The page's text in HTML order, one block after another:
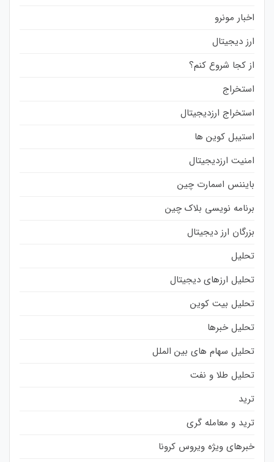
اخبار مونرو
ارز دیجیتال
از کجا شروع کنم؟
استخراج
استخراج ارزدیجیتال
استیبل کوین ها
امنیت ارزدیجیتال
بایننس اسمارت چین
برنامه نویسی بلاک چین
بزرگان ارز دیجیتال
تحلیل
تحلیل ارزهای دیجیتال
تحلیل بیت کوین
تحلیل خبرها
تحلیل سهام های بین الملل
تحلیل طلا و نفت
ترید
ترید و معامله گری
خبرهای ویژه ویروس کرونا